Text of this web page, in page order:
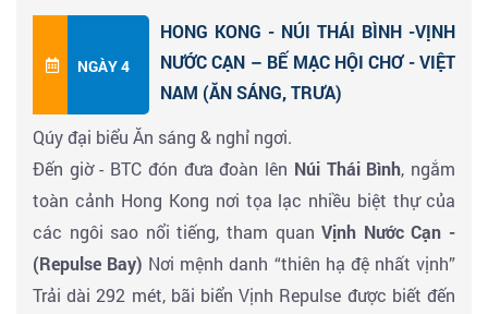
Đoàn ăn tối tại nhà hàng về khách sạn 4 sao nghỉ ngơi
SƠN- có bức tượng Phật Thích Ca lớn nhất châu
Á. Quý khách chinh phục hệ thống cáp treo hiện đại
dài nhất thế giới ngắm nhìn toàn cảnhđảo Lantau
sân bay Cheklapkok
- công trình lấn biển lớn nhất ở
Hong Kong, Chinh phụcĐại Nhĩ Sơn
Tàng Phật, nghe HDV giới thiệu về quá trình xây dựng
bức tượng Đức Phật Thích Ca lớn nhất Châu Á tại
đây.- Quý khách lễ Phật cầu phúc lành, ngắm toàn
cảnh núi Đại Nhĩ Sơn. Viếng“Hùng Sơn Đại Điện”
NGÀY 4
HONG KONG - NÚI THÁI BÌNH -VỊNH
NƯỚC CẠN – BẾ MẠC HỘI CHƠ - VIỆT
NAM (ĂN SÁNG, TRƯA)
Qúy đại biểu Ăn sáng & nghỉ ngơi.
Đến giờ - BTC đón đưa đoàn lên Núi Thái Bình, ngắm
toàn cảnh Hong Kong nơi tọa lạc nhiều biệt thự của
các ngôi sao nổi tiếng, tham quanVịnh Nước Cạn -
(Repulse Bay) Nơi mệnh danh “thiên hạ đệ nhất vịnh”
Trải dài 292 mét, bãi biển Vịnh Repulse được biết đến